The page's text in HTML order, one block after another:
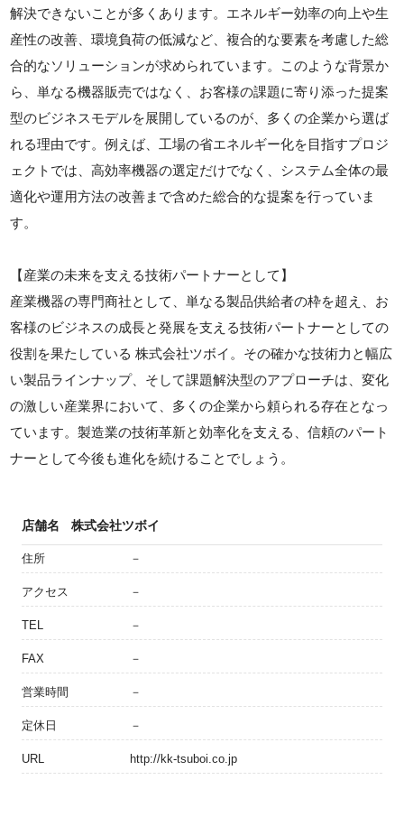
解決できないことが多くあります。エネルギー効率の向上や生
産性の改善、環境負荷の低減など、複合的な要素を考慮した総
合的なソリューションが求められています。このような背景か
ら、単なる機器販売ではなく、お客様の課題に寄り添った提案
型のビジネスモデルを展開しているのが、多くの企業から選ば
れる理由です。例えば、工場の省エネルギー化を目指すプロジ
ェクトでは、高効率機器の選定だけでなく、システム全体の最
適化や運用方法の改善まで含めた総合的な提案を行っていま
す。
【産業の未来を支える技術パートナーとして】
産業機器の専門商社として、単なる製品供給者の枠を超え、お
客様のビジネスの成長と発展を支える技術パートナーとしての
役割を果たしている 株式会社ツボイ。その確かな技術力と幅広
い製品ラインナップ、そして課題解決型のアプローチは、変化
の激しい産業界において、多くの企業から頼られる存在となっ
ています。製造業の技術革新と効率化を支える、信頼のパート
ナーとして今後も進化を続けることでしょう。
店舗名 株式会社ツボイ
住所 －
アクセス －
TEL －
FAX －
営業時間 －
定休日 －
URL http://kk-tsuboi.co.jp